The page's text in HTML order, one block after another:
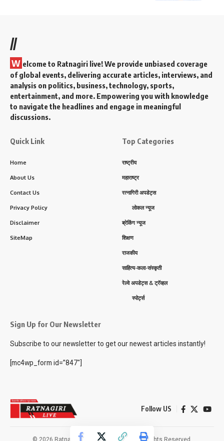
//
W elcome to Ratnagiri live! We provide unbiased coverage
of global events, delivering accurate articles, interviews, and
analysis on politics, business, technology, sports,
entertainment, and more. Empowering you with knowledge
to navigate the headlines and engage in meaningful
discussions.
Quick Link
Home
About Us
Contact Us
Privacy Policy
Disclaimer
SiteMap
Top Categories
राष्ट्रीय
महाराष्ट्र
रत्नागिरी अपडेट्स
लोकल न्यूज
ब्रेकिंग न्यूज
शिक्षण
राजकीय
साहित्य-कला-संस्कृती
रेल्वे अपडेट्स & ट्रॅव्हल
स्पोर्ट्स
Sign Up for Our Newsletter
Subscribe to our newsletter to get our newest articles instantly!
[mc4wp_form id=”847″]
Follow US